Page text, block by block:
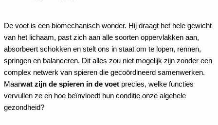
De voet is een biomechanisch wonder. Hij draagt het hele gewicht
van het lichaam, past zich aan alle soorten oppervlakken aan,
absorbeert schokken en stelt ons in staat om te lopen, rennen,
springen en balanceren. Dit alles zou niet mogelijk zijn zonder een
complex netwerk van spieren die gecoördineerd samenwerken.
Maarwat zijn de spieren in de voet precies, welke functies
vervullen ze en hoe beïnvloedt hun conditie onze algehele
gezondheid?